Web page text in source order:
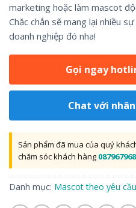
marketing hoặc làm mascot
Chăc chắn sẽ mang lại nhiều
doanh nghiệp đó nha!
Gọi ngay
Chat với
Sản phẩm đã mua của quý
chăm sóc khách hàng
Danh mục: Mascot theo yêu cầu